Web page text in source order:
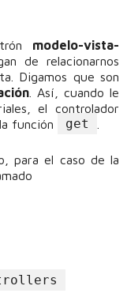
modelo-vista-
de relacionarnos
Digamos que son
. Así, cuando le
el controlador
función
get
para el caso de la